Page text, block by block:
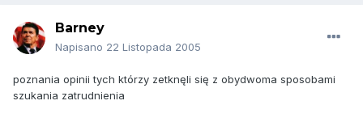
Barney
Napisano 22 Listopada 2005
poznania opinii tych którzy zetknęli się z obydwoma sposobami
szukania zatrudnienia